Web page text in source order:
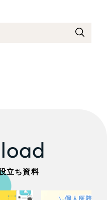
立ち資料